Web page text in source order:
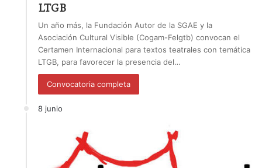
LTGB
Un año más, la Fundación Autor de la SGAE y la
Asociación Cultural Visible (Cogam-Felgtb) convocan el
Certamen Internacional para textos teatrales con temática
LTGB, para favorecer la presencia del…
Convocatoria completa
8 junio